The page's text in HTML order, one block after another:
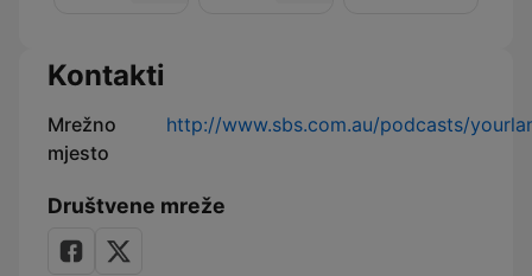
Kontakti
Mrežno
mjesto
http://www.sbs.com.au/podcasts/
Društvene mreže